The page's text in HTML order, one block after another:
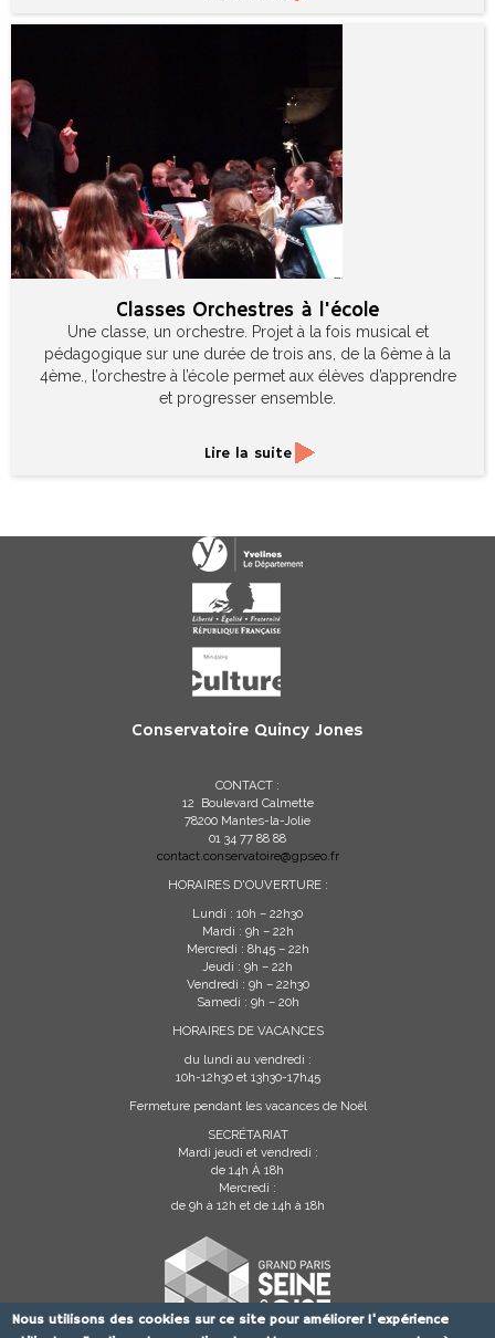
Classes Orchestres à l'école
Une classe, un orchestre. Projet à la fois musical et
pédagogique sur une durée de trois ans, de la 6ème à la
4ème., l’orchestre à l’école permet aux élèves d’apprendre
et progresser ensemble.
Lire la suite
Conservatoire Quincy Jones
CONTACT :
12 Boulevard Calmette
78200 Mantes-la-Jolie
01 34 77 88 88
contact.conservatoire@gpseo.fr
HORAIRES D'OUVERTURE :
Lundi : 10h – 22h30
Mardi : 9h – 22h
Mercredi : 8h45 – 22h
Jeudi : 9h – 22h
Vendredi : 9h – 22h30
Samedi : 9h – 20h
HORAIRES DE VACANCES
du lundi au vendredi :
10h-12h30 et 13h30-17h45
Fermeture pendant les vacances de Noël
SECRÉTARIAT
Mardi jeudi et vendredi :
de 14h À 18h
Mercredi :
de 9h à 12h et de 14h à 18h
Nous utilisons des cookies sur ce site pour améliorer l'expérience